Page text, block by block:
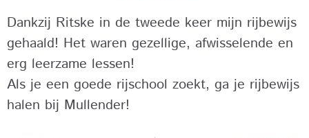
Dankzij Ritske in de tweede keer mijn rijbewijs
gehaald! Het waren gezellige, afwisselende en
erg leerzame lessen!
Als je een goede rijschool zoekt, ga je rijbewijs
halen bij Mullender!